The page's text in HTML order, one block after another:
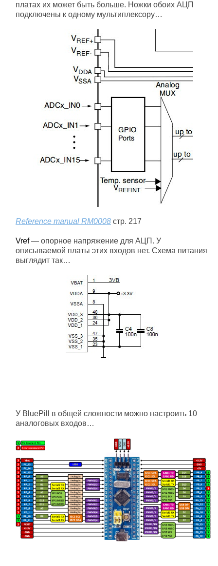
платах их может быть больше. Ножки обоих АЦП
подключены к одному мультиплексору…
Reference manual RM0008 стр. 217
Vref— опорное напряжение для АЦП. У
описываемой платы этих входов нет. Схема питания
выглядит так…
У BluePill в общей сложности можно настроить 10
аналоговых входов…